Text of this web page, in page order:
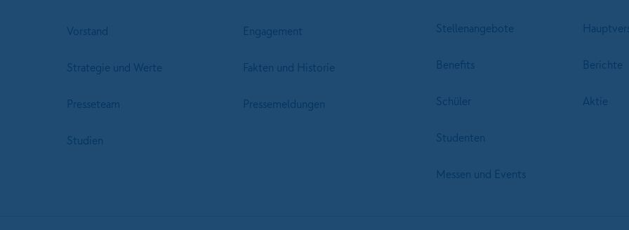
Vorstand Engagement
Strategie und Werte Fakten und Historie
Presseteam Pressemeldungen
Studien
Stellenangebote
Benefits
Schüler
Studenten
Messen und Events
Berichte
Aktie